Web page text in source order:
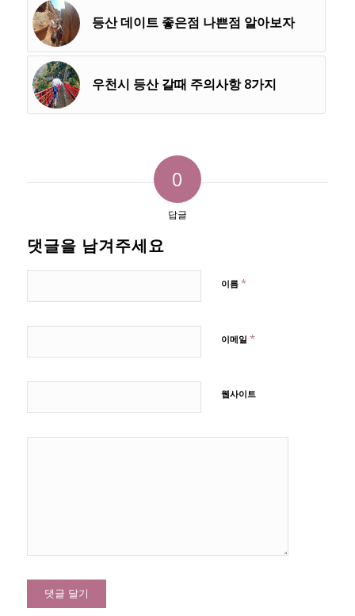
등산 데이트 좋은점 나쁜점 알아보자
우천시 등산 갈때 주의사항 8가지
0
답글
댓글을 남겨주세요
이름 *
이메일 *
웹사이트